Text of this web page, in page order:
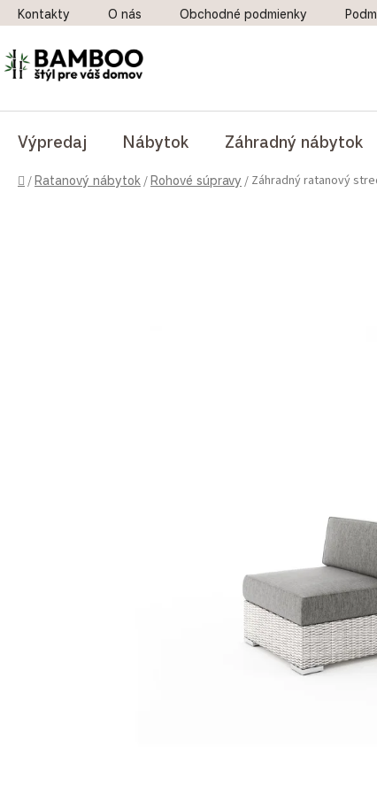
Prejsť na obsah
Kontakty O nás Obchodné podmienky
Výpredaj Nábytok Záhradný nábytok
Domov
/Ratanový nábytok /Rohové súpravy / Záhradný ratanový